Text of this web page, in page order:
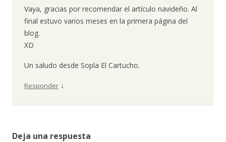
Vaya, gracias por recomendar el artículo navideño. Al
final estuvo varios meses en la primera página del
blog.
XD
Un saludo desde Sopla El Cartucho.
Responder ↓
Deja una respuesta